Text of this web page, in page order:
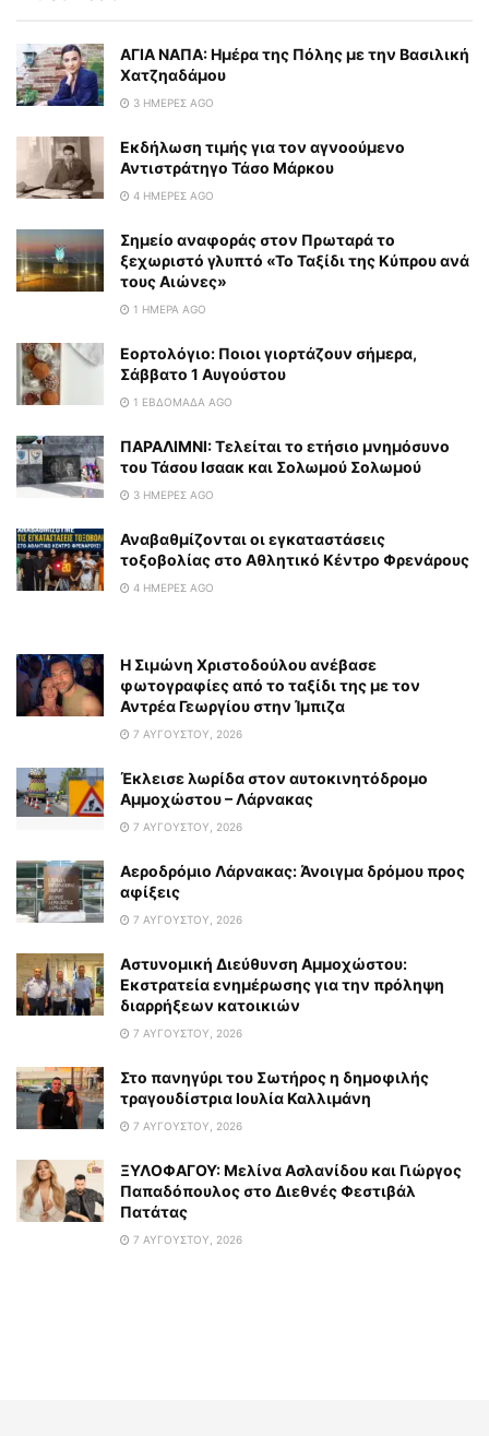
ΑΓΙΑ ΝΑΠΑ: Ημέρα της Πόλης με την Βασιλική
Χατζηαδάμου
3 ΗΜΈΡΕΣ AGO
Εκδήλωση τιμής για τον αγνοούμενο
Αντιστράτηγο Τάσο Μάρκου
4 ΗΜΈΡΕΣ AGO
Σημείο αναφοράς στον Πρωταρά το
ξεχωριστό γλυπτό «Το Ταξίδι της Κύπρου ανά
τους Αιώνες»
1 ΗΜΈΡΑ AGO
Εορτολόγιο: Ποιοι γιορτάζουν σήμερα,
Σάββατο 1 Αυγούστου
1 ΕΒΔΟΜΆΔΑ AGO
ΠΑΡΑΛΙΜΝΙ: Τελείται το ετήσιο μνημόσυνο
του Τάσου Ισαακ και Σολωμού Σολωμού
3 ΗΜΈΡΕΣ AGO
Αναβαθμίζονται οι εγκαταστάσεις
τοξοβολίας στο Αθλητικό Κέντρο Φρενάρους
4 ΗΜΈΡΕΣ AGO
Η Σιμώνη Χριστοδούλου ανέβασε
φωτογραφίες από το ταξίδι της με τον
Αντρέα Γεωργίου στην Ίμπιζα
7 ΑΥΓΟΎΣΤΟΥ, 2026
Έκλεισε λωρίδα στον αυτοκινητόδρομο
Αμμοχώστου – Λάρνακας
7 ΑΥΓΟΎΣΤΟΥ, 2026
Αεροδρόμιο Λάρνακας: Άνοιγμα δρόμου προς
αφίξεις
7 ΑΥΓΟΎΣΤΟΥ, 2026
Αστυνομική Διεύθυνση Αμμοχώστου:
Εκστρατεία ενημέρωσης για την πρόληψη
διαρρήξεων κατοικιών
7 ΑΥΓΟΎΣΤΟΥ, 2026
Στο πανηγύρι του Σωτήρος η δημοφιλής
τραγουδίστρια Ιουλία Καλλιμάνη
7 ΑΥΓΟΎΣΤΟΥ, 2026
ΞΥΛΟΦΑΓΟΥ: Μελίνα Ασλανίδου και Γιώργος
Παπαδόπουλος στο Διεθνές Φεστιβάλ
Πατάτας
7 ΑΥΓΟΎΣΤΟΥ, 2026